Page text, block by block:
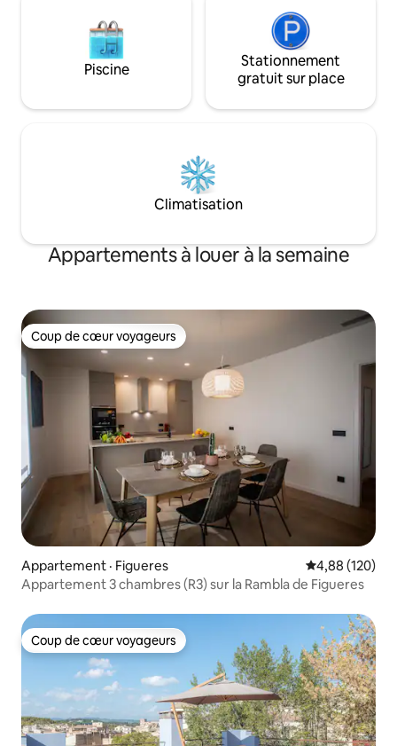
electrodomésticos como cafetera
italiana, cafetera Nespresso, hervidor,
batidora, tostadora de pan, exprimidor
de zumos y enseres de cocina y de
sal). Secador de cabello. Plancha de
primeros auxílios. El baño con ducha
Rainshower. Conexión Wi-Fi gratuita.
Dispone de aire acondicionado,
calefacción y parquet en todo el
petición cuna bebé (gratuita). No
incluído en el precio establecido, la tasa
mayores de 16 años. .- Parking privado a
100 m del apartamento. Precio 14 € por
noche.
nevera con
cubiertos, horno
una mesa donde
personas y el sofá
en caso de que se
huéspedes
leche, café,
zumos...)
Piscine
Stationnement
gratuit sur place
Climatisation
Appartements à louer à la semaine
Coup de cœur voyageurs
Coup de cœur voyageurs
Appartement · Figueres Note
4,88 (120)
Appartement 3 chambres (R3) sur la Rambla de Figueres
Coup de cœur voyageurs
Coup de cœur voyageurs